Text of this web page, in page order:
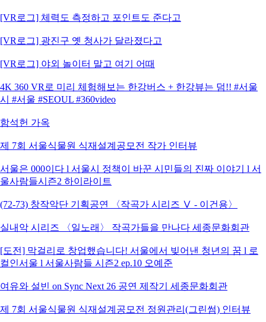
[VR로그] 체력도 측정하고 포인트도 준다고
[VR로그] 광진구 옛 청사가 달라졌다고
[VR로그] 야외 놀이터 말고 여기 어때
4K 360 VR로 미리 체험해보는 한강버스 + 한강뷰는 덤!! #서울
시 #서울 #SEOUL #360video
함석헌 가옥
제 7회 서울식물원 식재설계공모전 작가 인터뷰
서울은 000이다 l 서울시 정책이 바꾼 시민들의 진짜 이야기 l 서
울사람들시즌2 하이라이트
(72-73) 창작악단 기획공연 〈작곡가 시리즈 Ⅴ - 이건용〉
실내악 시리즈 〈일노래〉 작곡가들을 만나다 세종문화회관
[도전] 막걸리로 창업했습니다! 서울에서 빚어낸 청년의 꿈 l 로
컬인서울 l 서울사람들 시즌2 ep.10 오예준
여유와 설빈 on Sync Next 26 공연 제작기 세종문화회관
제 7회 서울식물원 식재설계공모전 정원관리(그린썸) 인터뷰